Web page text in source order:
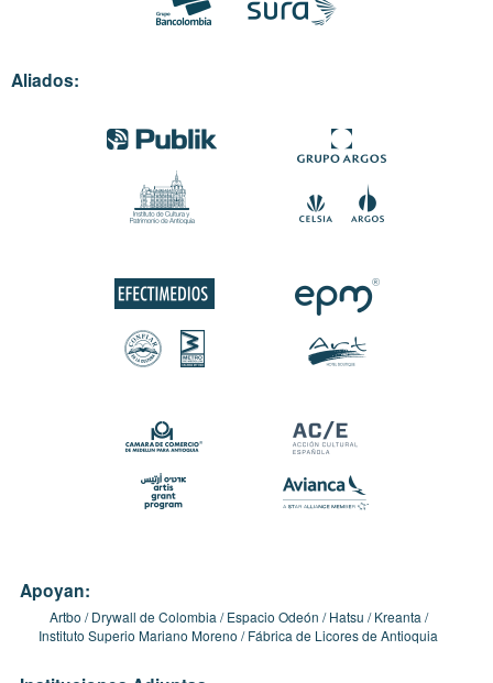
Aliados:
Apoyan:
Artbo Drywall de Colombia Espacio Odeón Hatsu
Kreanta
Instituto Superio Mariano Moreno
Fábrica de Licores de Antioquia